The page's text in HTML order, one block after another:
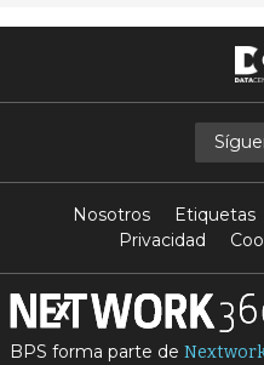
Nosotros Etiquetas
Privacidad
BPS forma parte de